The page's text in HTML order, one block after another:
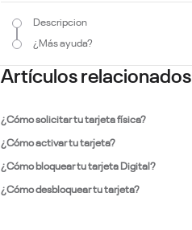
Descripcion
¿Más ayuda?
Artículos relacionados
¿Cómo solicitar tu tarjeta física?
¿Cómo activar tu tarjeta?
¿Cómo bloquear tu tarjeta Digital?
¿Cómo desbloquear tu tarjeta?